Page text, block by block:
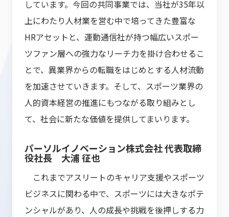
しています。今回の共同事業では、当社が35年以
上にわたり人材業を営む中で培ってきた豊富な
HRアセットと、運動通信社が持つ幅広いスポー
ツファン層への強力なリーチ力を掛け合わせるこ
とで、異業界からの転職をはじめとする人材流動
を加速させていきます。そして、スポーツ業界の
人的資本経営の推進にもつながる取り組みとし
て、社会に新たな価値を提供してまいります。
パーソルイノベーション株式会社 代表取締
役社長 大浦 征也
これまでアスリートのキャリア支援やスポーツ
ビジネスに関わる中で、スポーツには大きなポテ
ンシャルがあり、人の成長や挑戦を後押しする力